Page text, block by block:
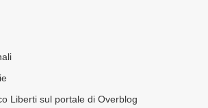
Liberti sul portale di Overblog